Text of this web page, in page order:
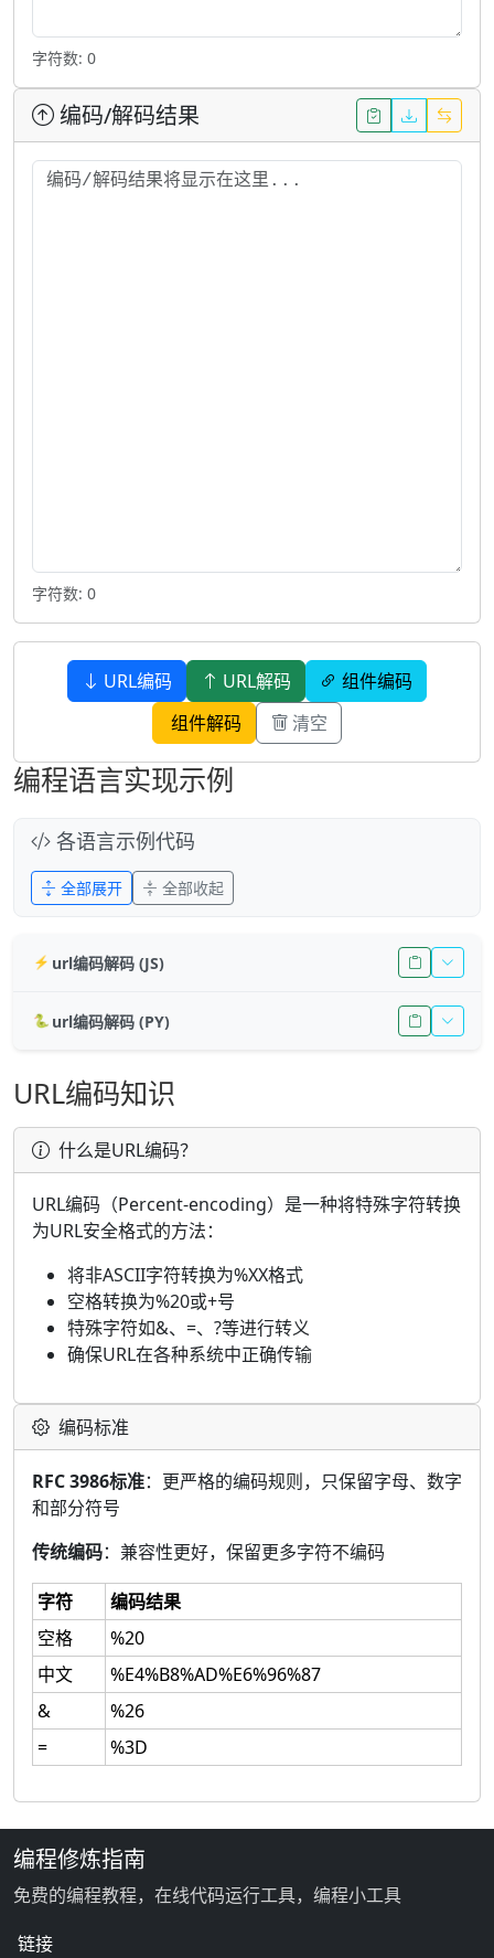
字符数: 0
编码/解码结果
字符数: 0
URL编码 URL解码
组件编码
组件解码
清空
编程语言实现示例
各语言示例代码
全部展开 全部收起
⚡ url编码解码 (JS)
🐍 url编码解码 (PY)
URL编码知识
什么是URL编码？
URL编码（Percent-encoding）是一种将特殊字符转换
为URL安全格式的方法：
将非ASCII字符转换为%XX格式
空格转换为%20或+号
特殊字符如&、=、?等进行转义
确保URL在各种系统中正确传输
编码标准
RFC 3986标准：更严格的编码规则，只保留字母、数字
和部分符号
传统编码：兼容性更好，保留更多字符不编码
字符
编码结果
空格
%20
中文
%E4%B8%AD%E6%96%87
&
%26
=
%3D
编程修炼指南
免费的编程教程，在线代码运行工具，编程小工具
链接